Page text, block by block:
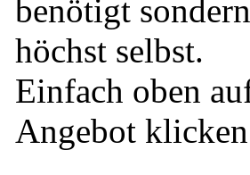
benötigt
höchst selbst.
Einfach oben
Angebot